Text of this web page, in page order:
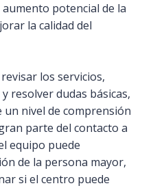
potencial de la
la calidad del
los servicios,
resolver dudas básicas,
un nivel de comprensión
parte del contacto a
equipo puede
de la persona mayor,
si el centro puede